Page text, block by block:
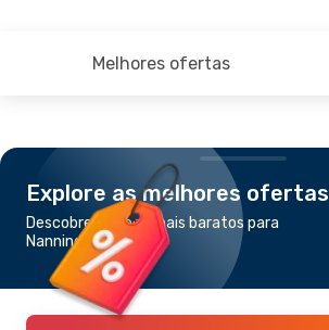
Melhores ofertas
Explore as melhores ofertas
Descobre os voos mais baratos para
Nanning